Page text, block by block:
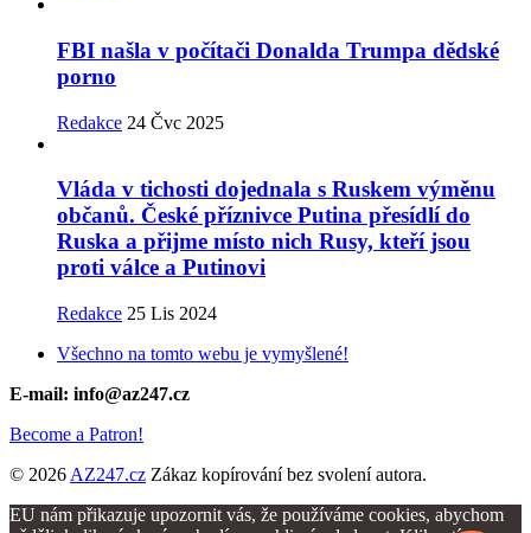
FBI našla v počítači Donalda Trumpa dědské
porno
Redakce 24 Čvc 2025
Vláda v tichosti dojednala s Ruskem výměnu
občanů. České příznivce Putina přesídlí do
Ruska a přijme místo nich Rusy, kteří jsou
proti válce a Putinovi
Redakce 25 Lis 2024
Všechno na tomto webu je vymyšlené!
E-mail: info@az247.cz
Become a Patron!
© 2026 AZ247.cz Zákaz kopírování bez svolení autora.
EU nám přikazuje upozornit vás, že používáme cookies, abychom